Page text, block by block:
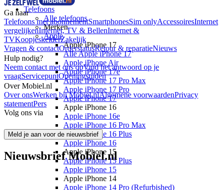
Telefoons
Alle telefoons
Merken
Apple
Apple iPhone 17
Alle Apple iPhone 17
Apple iPhone Air
Apple iPhone 17e
Apple iPhone 17 Pro Max
Apple iPhone 17 Pro
Apple iPhone 17
Apple iPhone 16
Apple iPhone 16e
Apple iPhone 16 Pro Max
Apple iPhone 16 Plus
Apple iPhone 16
Apple iPhone 15
Apple iPhone 15 Plus
Apple iPhone 15
Apple iPhone 14
Apple iPhone 14 Pro (Refurbished)
Ga naar
Telefoons met abonnementSmartphonesSim onlyAccessoiresInternet
vergelijkenInternet, TV & BellenInternet &
TVKoopjeskelderZakelijk
Vragen & contactOrderstatusRetour & reparatieNieuws
Hulp nodig?
Neem contact met ons opVind het antwoord op je
vraagServicepuntOpeningstijden
Over Mobiel.nl
Over onsWerken bij Mobiel.nlAlgemene voorwaardenPrivacy
statementPers
Volg ons via
Meld je aan voor de nieuwsbrief
Nieuwsbrief Mobiel.nl